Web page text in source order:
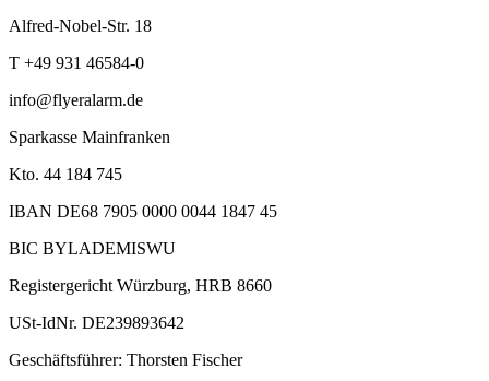
Alfred-Nobel-Str. 18
T +49 931 46584-0
info@flyeralarm.de
Sparkasse Mainfranken
Kto. 44 184 745
IBAN DE68 7905 0000 0044 1847 45
BIC BYLADEMISWU
Registergericht Würzburg, HRB 8660
USt-IdNr. DE239893642
Geschäftsführer: Thorsten Fischer